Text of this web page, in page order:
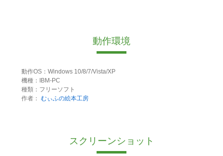
動作環境
動作OS：Windows 10/8/7/Vista/XP
機種：IBM-PC
種類：フリーソフト
作者： むぃふの絵本工房
スクリーンショット